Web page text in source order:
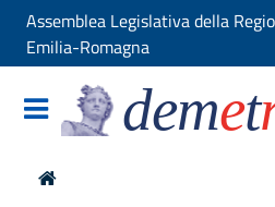
Assemblea Legislativa della
Emilia-Romagna
demet